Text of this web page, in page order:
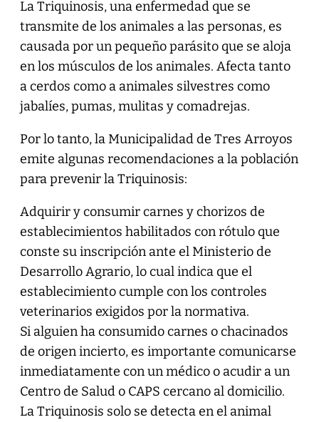
La Triquinosis, una enfermedad que se
transmite de los animales a las personas, es
causada por un pequeño parásito que se aloja
en los músculos de los animales. Afecta tanto
a cerdos como a animales silvestres como
jabalíes, pumas, mulitas y comadrejas.
Por lo tanto, la Municipalidad de Tres Arroyos
emite algunas recomendaciones a la población
para prevenir la Triquinosis:
Adquirir y consumir carnes y chorizos de
establecimientos habilitados con rótulo que
conste su inscripción ante el Ministerio de
Desarrollo Agrario, lo cual indica que el
establecimiento cumple con los controles
veterinarios exigidos por la normativa.
Si alguien ha consumido carnes o chacinados
de origen incierto, es importante comunicarse
inmediatamente con un médico o acudir a un
Centro de Salud o CAPS cercano al domicilio.
La Triquinosis solo se detecta en el animal